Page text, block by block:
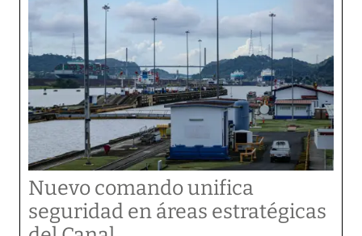
Nuevo comando unifica
seguridad en áreas estratégicas